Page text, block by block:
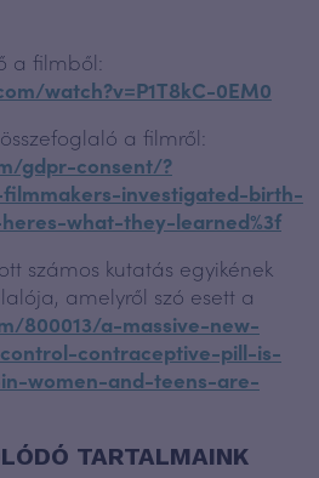
a filmből:
watch?v=P1T8kC-0EM0
a filmről:
gdpr-consent/?
filmmakers-investigated-birth-
what-they-learned%3f
számos kutatás egyikének
amelyről szó esett a
800013/a-massive-new-
contraceptive-pill-is-
women-and-teens-are-
TARTALMAINK